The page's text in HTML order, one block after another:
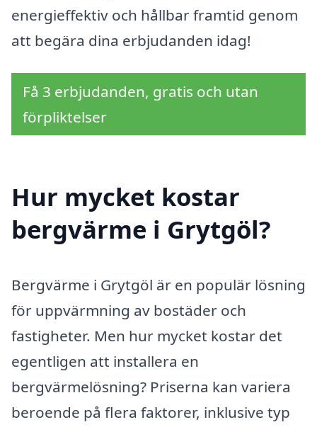
energieffektiv och hållbar framtid genom
att begära dina erbjudanden idag!
Få 3 erbjudanden, gratis och utan
förpliktelser
Hur mycket kostar
bergvärme i Grytgöl?
Bergvärme i Grytgöl är en populär lösning
för uppvärmning av bostäder och
fastigheter. Men hur mycket kostar det
egentligen att installera en
bergvärmelösning? Priserna kan variera
beroende på flera faktorer, inklusive typ